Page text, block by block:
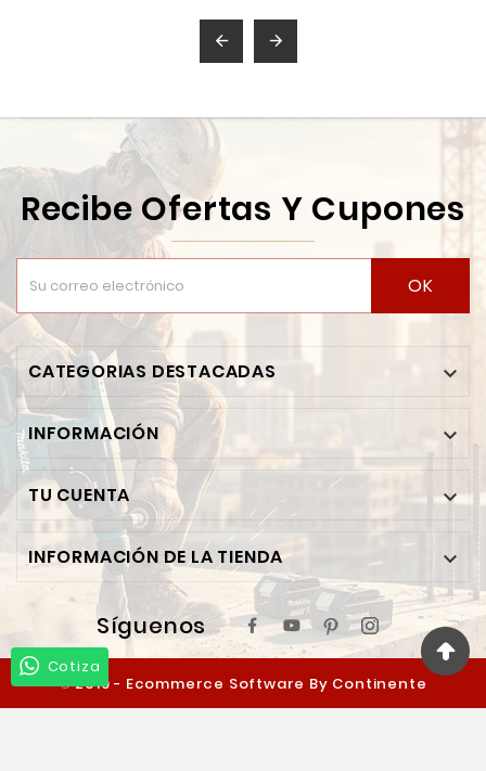
 
Recibe Ofertas Y Cupones
OK
CATEGORIAS DESTACADAS 
INFORMACIÓN 
TU CUENTA 
INFORMACIÓN DE LA TIENDA 
Síguenos
© 2019 - Ecommerce Software By Continente
Ferretero™
Cotiza